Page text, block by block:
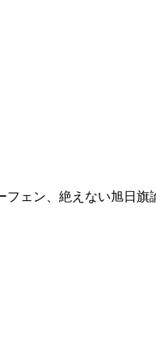
フェン、絶えない旭日旗